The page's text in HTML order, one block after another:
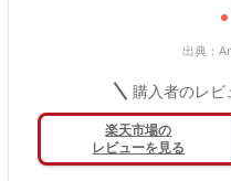
出典：
購入者のレビ
楽天市場の
レビューを見る